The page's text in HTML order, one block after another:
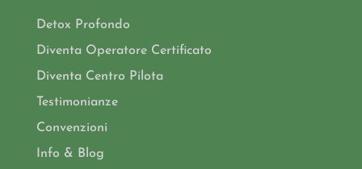
Detox Profondo
Diventa Operatore Certificato
Diventa Centro Pilota
Testimonianze
Convenzioni
Info & Blog